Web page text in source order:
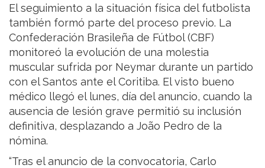
El seguimiento a la situación física del futbolista
también formó parte del proceso previo. La
Confederación Brasileña de Fútbol (CBF)
monitoreó la evolución de una molestia
muscular sufrida por Neymar durante un partido
con el Santos ante el Coritiba. El visto bueno
médico llegó el lunes, día del anuncio, cuando la
ausencia de lesión grave permitió su inclusión
definitiva, desplazando a João Pedro de la
nómina.
“Tras el anuncio de la convocatoria, Carlo